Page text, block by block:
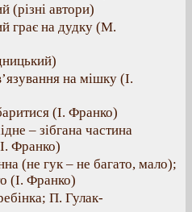
(різні автори)
грає на дудку (М.
на мішку (І.
(І. Франко)
– зібгана частина
Франко)
(не гук – не багато, мало);
(І. Франко)
П. Гулак-